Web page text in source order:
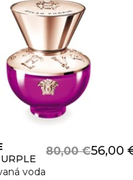
voda
56,00
80,00 €